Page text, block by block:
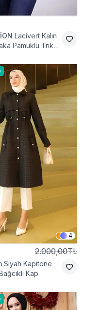
Lacivert Kalın
Pamuklu Triko
4
2.000,00TL
Siyah Kapitone
Kap